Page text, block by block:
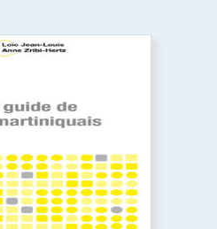
martiniquais
grammaire du créole
tant aux locuteurs de
souvent ne lui associent
», qu'aux non